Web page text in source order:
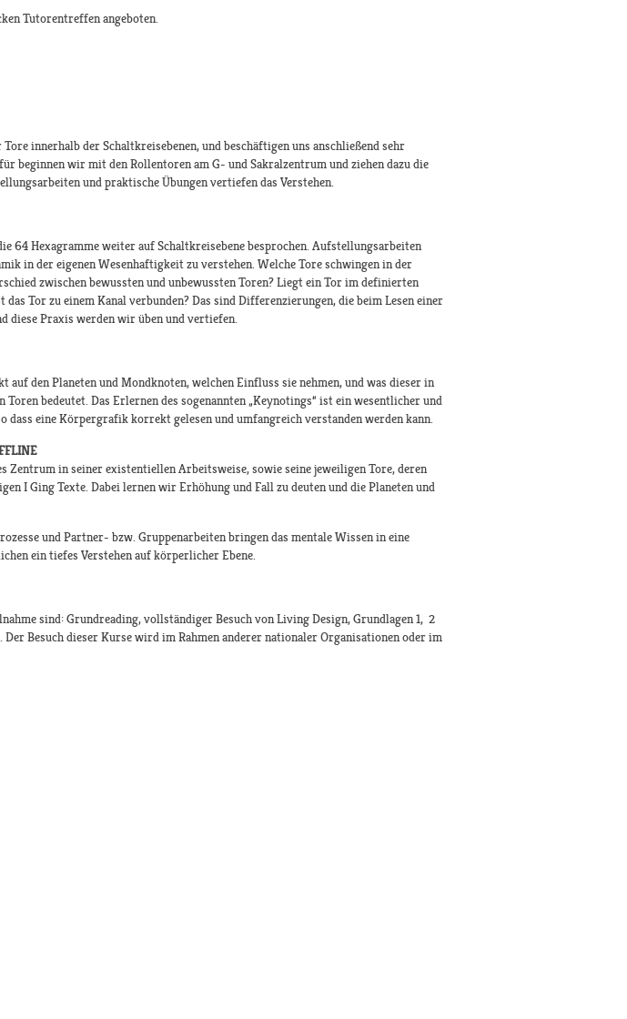
Tutorentreffen angeboten.​
innerhalb der Schaltkreisebenen, und beschäftigen uns anschließend sehr
beginnen wir mit den Rollentoren am G- und Sakralzentrum und ziehen dazu die
und praktische Übungen vertiefen das Verstehen.
64 Hexagramme weiter auf Schaltkreisebene besprochen. Aufstellungsarbeiten
in der eigenen Wesenhaftigkeit zu verstehen. Welche Tore schwingen in der
zwischen bewussten und unbewussten Toren? Liegt ein Tor im definierten
Tor zu einem Kanal verbunden? Das sind Differenzierungen, die beim Lesen einer
diese Praxis werden wir üben und vertiefen.
auf den Planeten und Mondknoten, welchen Einfluss sie nehmen, und was dieser in
bedeutet. Das Erlernen des sogenannten „Keynotings“ ist ein wesentlicher und
dass eine Körpergrafik korrekt gelesen und umfangreich verstanden werden kann.
Zentrum in seiner existentiellen Arbeitsweise, sowie seine jeweiligen Tore, deren
I Ging Texte. Dabei lernen wir Erhöhung und Fall zu deuten und die Planeten und
und Partner- bzw. Gruppenarbeiten bringen das mentale Wissen in eine
ein tiefes Verstehen auf körperlicher Ebene.
sind: Grundreading, vollständiger Besuch von Living Design, Grundlagen 1, 2
Der Besuch dieser Kurse wird im Rahmen anderer nationaler Organisationen oder im